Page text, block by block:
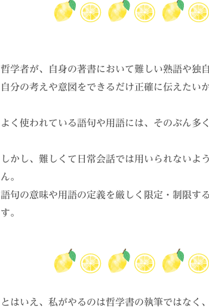
哲学者が、自身の著書において難しい熟語や独
自分の考えや意図をできるだけ正確に伝えたい
よく使われている語句や用語には、そのぶん多
しかし、難しくて日常会話では用いられないよ
ん。
語句の意味や用語の定義を厳しく限定・制限す
す。
とはいえ、私がやるのは哲学書の執筆ではなく